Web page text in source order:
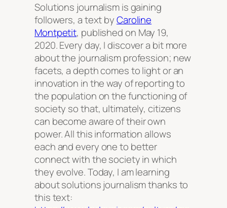
Solutions journalism is gaining
followers, a text byCaroline
Montpetit, published on May 19,
2020. Every day, I discover a bit more
about the journalism profession; new
facets, a depth comes to light or an
innovation in the way of reporting to
the population on the functioning of
society so that, ultimately, citizens
can become aware of their own
power. All this information allows
each and every one to better
connect with the society in which
they evolve. Today, I am learning
about solutions journalism thanks to
this text: